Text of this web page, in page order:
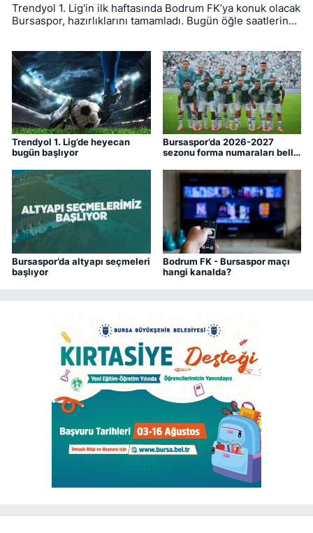
Trendyol 1. Lig'in ilk haftasında Bodrum FK’ya konuk olacak
Bursaspor, hazırlıklarını tamamladı. Bugün öğle saatlerinde
Trendyol 1. Lig’de heyecan
bugün başlıyor
Bursaspor’da 2026-2027
sezonu forma numaraları belli
Bursaspor’da altyapı seçmeleri
başlıyor
Bodrum FK - Bursaspor maçı
hangi kanalda?